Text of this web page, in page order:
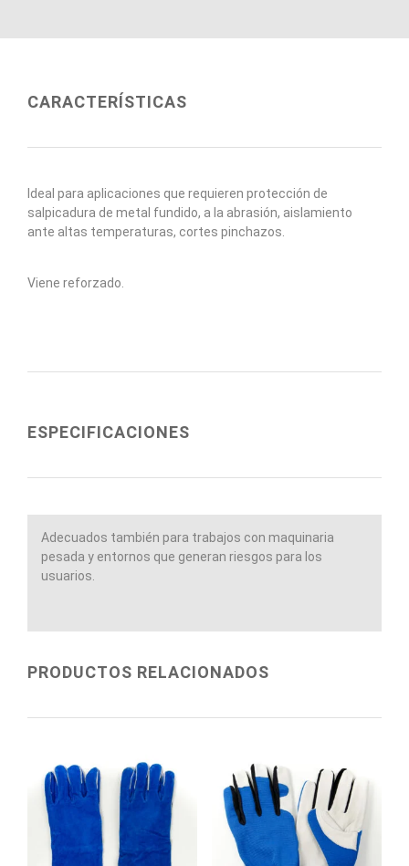
CARACTERÍSTICAS
Ideal para aplicaciones que requieren protección de
salpicadura de metal fundido, a la abrasión, aislamiento
ante altas temperaturas, cortes pinchazos.
Viene reforzado.
ESPECIFICACIONES
Adecuados también para trabajos con maquinaria
pesada y entornos que generan riesgos para los
usuarios.
PRODUCTOS RELACIONADOS